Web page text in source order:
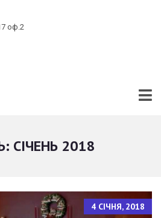
оф.2
СІЧЕНЬ 2018
4 СІЧНЯ, 2018